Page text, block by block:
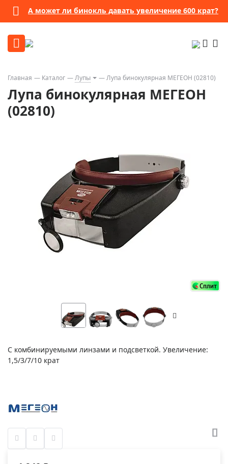
А может ли бинокль давать увеличение 600 крат?
Главная Каталог Лупы Лупа бинокулярная МЕГЕОН (02810)
Лупа бинокулярная МЕГЕОН
(02810)
С комбинируемыми линзами и подсветкой. Увеличение:
1,5/3/7/10 крат